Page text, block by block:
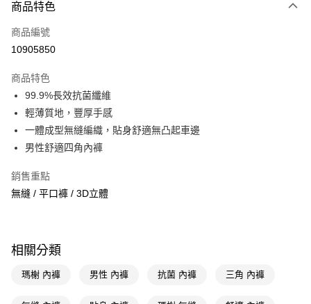
POYA支付
信用卡一次付款
LINE Pay
Apple Pay
街口支付
悠遊付
Google Pay
【關於「AFTEE先享後付」】
便利好安心！
商品特色
商品編號
10905850
商品特色
99.9%長效抗菌纖維
輕薄質地，豐厚手感
一體成型無縫編織，貼身舒適無凸起車邊
男性舒適四角內褲
銷售重點
無縫 / 平口褲 / 3D立體
相關分類
瑪榭 內褲 男性 內褲 抗菌 內褲 三角 內褲